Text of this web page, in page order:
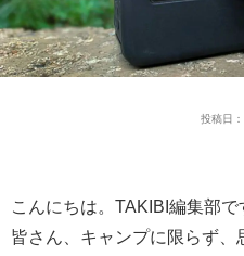
投稿日
こんにちは。TAKIBI編集部で
皆さん、キャンプに限らず